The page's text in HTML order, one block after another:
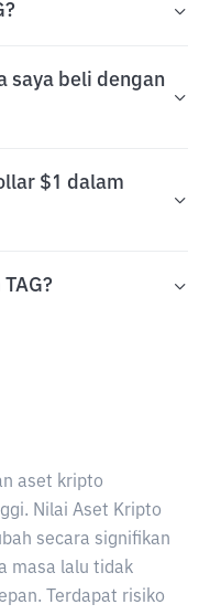
saya beli dengan
$1 dalam
aset kripto
Nilai Aset Kripto
secara signifikan
masa lalu tidak
Terdapat risiko